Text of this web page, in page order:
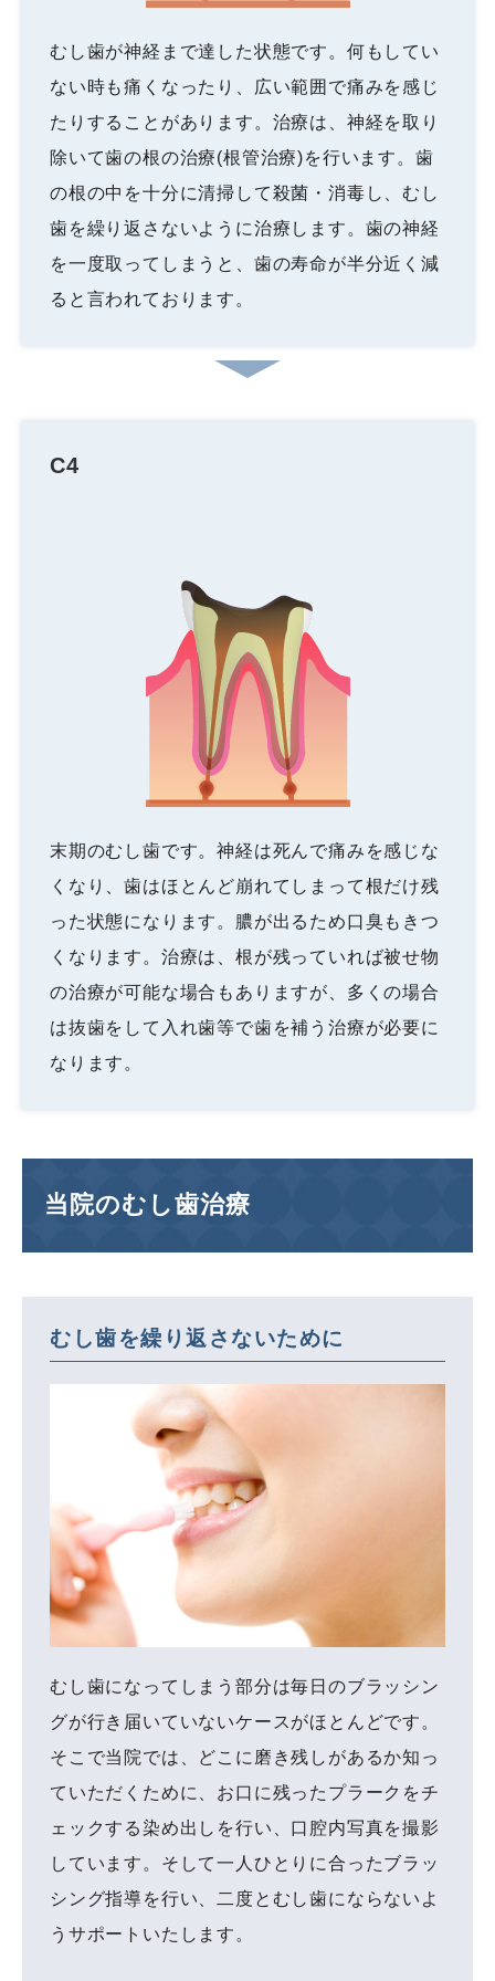
むし歯が神経まで達した状態です。何もしてい
ない時も痛くなったり、広い範囲で痛みを感じ
たりすることがあります。治療は、神経を取り
除いて歯の根の治療(根管治療)を行います。歯
の根の中を十分に清掃して殺菌・消毒し、むし
歯を繰り返さないように治療します。歯の神経
を一度取ってしまうと、歯の寿命が半分近く減
ると言われております。
C4
末期のむし歯です。神経は死んで痛みを感じな
くなり、歯はほとんど崩れてしまって根だけ残
った状態になります。膿が出るため口臭もきつ
くなります。治療は、根が残っていれば被せ物
の治療が可能な場合もありますが、多くの場合
は抜歯をして入れ歯等で歯を補う治療が必要に
なります。
当院のむし歯治療
むし歯を繰り返さないために
むし歯になってしまう部分は毎日のブラッシン
グが行き届いていないケースがほとんどです。
そこで当院では、どこに磨き残しがあるか知っ
ていただくために、お口に残ったプラークをチ
ェックする染め出しを行い、口腔内写真を撮影
しています。そして一人ひとりに合ったブラッ
シング指導を行い、二度とむし歯にならないよ
うサポートいたします。